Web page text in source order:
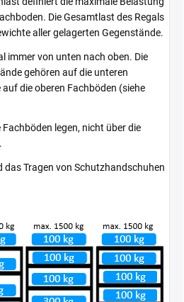
Die Gesamtlast des Regals
aller gelagerten Gegenstände.
immer von unten nach oben. Die
gehören auf die unteren
die oberen Fachböden (siehe
legen, nicht über die
das Tragen von Schutzhandschuhen